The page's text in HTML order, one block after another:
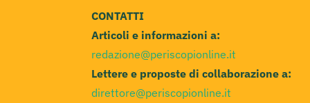
CONTATTI
Articoli e informazioni a:
redazione@periscopionline.it
Lettere e proposte di collaborazione a:
direttore@periscopionline.it